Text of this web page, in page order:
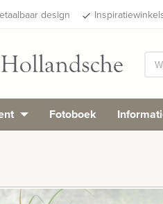
design done
Fotoboek